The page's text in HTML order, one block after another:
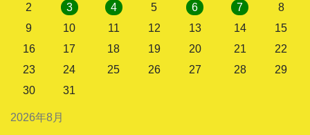
2026年8月
2
3 4 5 6 7
8
9
10 11 12 13 14
15
16
17 18 19 20 21
22
23
24 25 26 27 28
29
30
31